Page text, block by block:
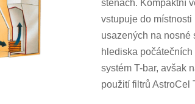
stěnách. Kompaktní
vstupuje do místnosti
usazených na nosné
hlediska
systém T-bar, avšak
použití filtrů AstroCel